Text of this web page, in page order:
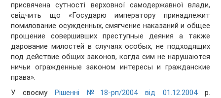
присвячена сутності верховної самодержавної влади,
свідчить що «Государю императору принадлежит
помилование осужденных, смягчение наказаний и общее
прощение совершивших преступные деяния а также
дарование милостей в случаях особых, не подходящих
под действие общих законов, когда сим не нарушаются
ничьи огражденные законом интересы и гражданские
права».
У своємуРішенні №18-рп/2004 від 01.12.2004 р.